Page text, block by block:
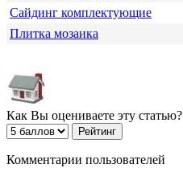
Сайдинг комплектующие
Плитка мозаика
Как Вы оцениваете эту статью?
Комментарии пользователей